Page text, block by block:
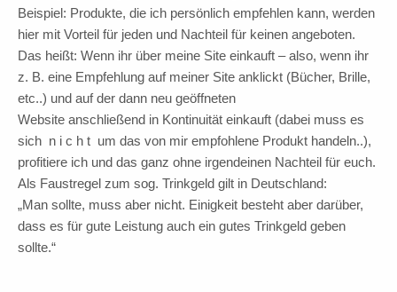
Beispiel: Produkte, die ich persönlich empfehlen kann, werden
hier mit Vorteil für jeden und Nachteil für keinen angeboten.
Das heißt: Wenn ihr über meine Site einkauft – also, wenn ihr
z. B. eine Empfehlung auf meiner Site anklickt (Bücher, Brille,
etc..) und auf der dann neu geöffneten
Website anschließend in Kontinuität einkauft (dabei muss es
sich n i c h t um das von mir empfohlene Produkt handeln..),
profitiere ich und das ganz ohne irgendeinen Nachteil für euch.
Als Faustregel zum sog. Trinkgeld gilt in Deutschland:
„Man sollte, muss aber nicht. Einigkeit besteht aber darüber,
dass es für gute Leistung auch ein gutes Trinkgeld geben
sollte.“